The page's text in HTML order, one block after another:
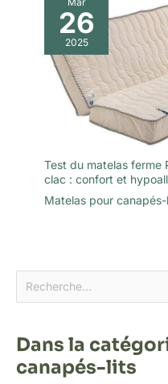
26
2025
Test du matelas ferme
clac : confort et
Matelas pour
Dans la
canapés-lits